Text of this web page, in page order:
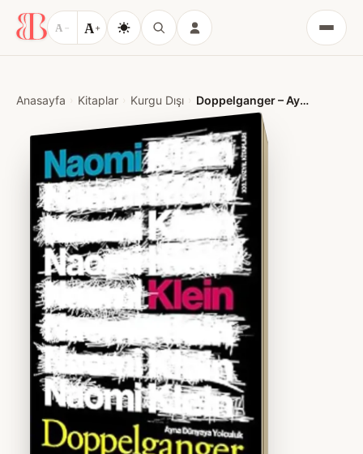
A − A+
Menü
Anasayfa Kitaplar Kurgu Dışı Doppelganger – Ayna Dünyaya Yolculuk